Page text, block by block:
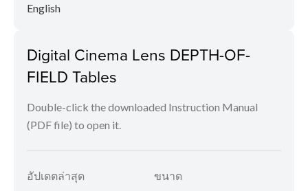
English
Digital Cinema Lens DEPTH-OF-
FIELD Tables
Double-click the downloaded Instruction Manual
(PDF file) to open it.
อัปเดตล่าสุด
ขนาด